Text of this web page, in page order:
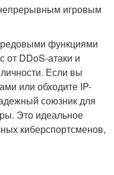
игровым
функциями
DDoS-атаки и
Если вы
или обходите IP-
союзник для
Это идеальное
киберспортсменов,